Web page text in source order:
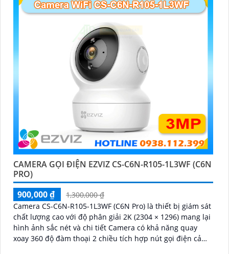
CAMERA GỌI ĐIỆN EZVIZ CS-C6N-R105-1L3WF (C6N
PRO)
900,000 ₫
1,300,000 ₫
Camera CS-C6N-R105-1L3WF (C6N Pro) là thiết bị giám sát
chất lượng cao với độ phân giải 2K (2304 × 1296) mang lại
hình ảnh sắc nét và chi tiết Camera có khả năng quay
xoay 360 độ đàm thoại 2 chiều tích hợp nút gọi điện cảm